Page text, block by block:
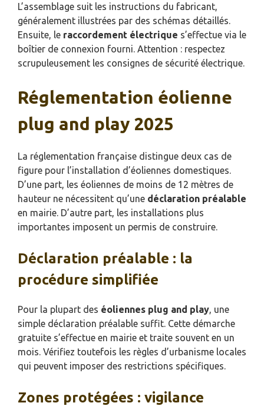
L’assemblage suit les instructions du fabricant,
généralement illustrées par des schémas détaillés.
Ensuite, le raccordement électrique s’effectue via le
boîtier de connexion fourni. Attention : respectez
scrupuleusement les consignes de sécurité électrique.
Réglementation éolienne
plug and play 2025
La réglementation française distingue deux cas de
figure pour l’installation d’éoliennes domestiques.
D’une part, les éoliennes de moins de 12 mètres de
hauteur ne nécessitent qu’une déclaration préalable
en mairie. D’autre part, les installations plus
importantes imposent un permis de construire.
Déclaration préalable : la
procédure simplifiée
Pour la plupart des éoliennes plug and play , une
simple déclaration préalable suffit. Cette démarche
gratuite s’effectue en mairie et traite souvent en un
mois. Vérifiez toutefois les règles d’urbanisme locales
qui peuvent imposer des restrictions spécifiques.
Zones protégées : vigilance